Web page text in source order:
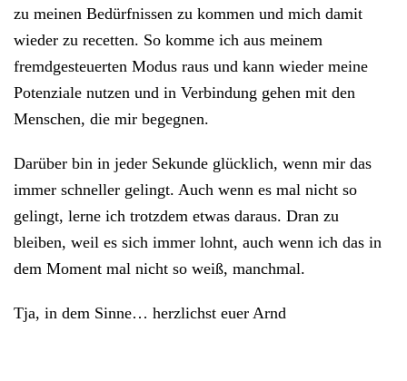
zu meinen Bedürfnissen zu kommen und mich damit
wieder zu recetten. So komme ich aus meinem
fremdgesteuerten Modus raus und kann wieder meine
Potenziale nutzen und in Verbindung gehen mit den
Menschen, die mir begegnen.
Darüber bin in jeder Sekunde glücklich, wenn mir das
immer schneller gelingt. Auch wenn es mal nicht so
gelingt, lerne ich trotzdem etwas daraus. Dran zu
bleiben, weil es sich immer lohnt, auch wenn ich das in
dem Moment mal nicht so weiß, manchmal.
Tja, in dem Sinne… herzlichst euer Arnd